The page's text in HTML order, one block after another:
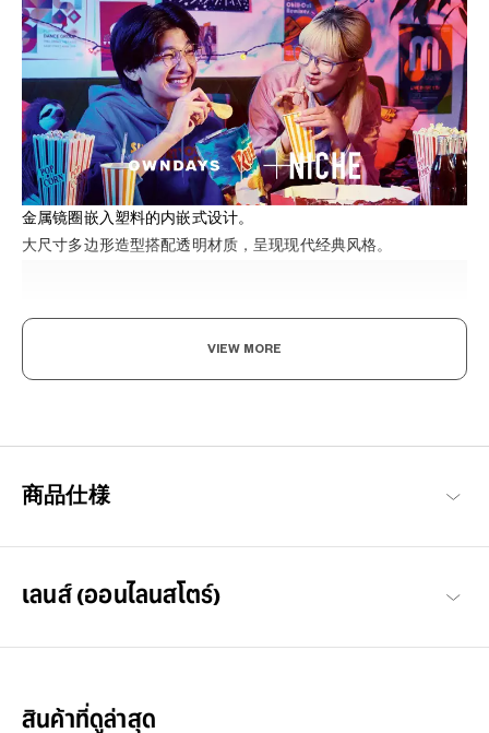
金属镜圈嵌入塑料的内嵌式设计。
大尺寸多边形造型搭配透明材质，呈现现代经典风格。
化。随时洞察时尚潮流，让设计融入了日常生活。（NICHE）不会
+NICHE 商品一览
VIEW MORE
商品仕様
เลนส์ (ออนไลนสโตร์)
สินค้าที่ดูล่าสุด